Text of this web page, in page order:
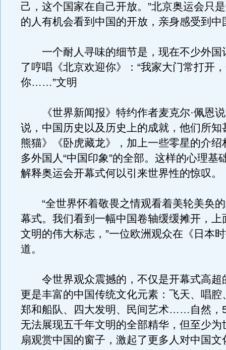
己，这个国家在自己开放。”北京奥运会只
的人有机会看到中国的开放，亲身感受到中
一个耐人寻味的细节是，现在不少外国
了哼唱《北京欢迎你》：“我家大门常打开
你……”文明
《世界新闻报》特约作者麦克尔·佩恩说
说，中国历史以及历史上的成就，他们所知
熊猫》《卧虎藏龙》，加上一些零星的介绍
多外国人“中国印象”的全部。这样的心理基
解释奥运会开幕式何以引来世界性的惊叹。
“全世界怀着敬畏之情观看着美轮美奂的
幕式。我们看到一幅中国卷轴缓缓摊开，上
文明的伟大标志，”一位欧洲观众在《日本
道。
令世界观众震撼的，不仅是开幕式高超
更是丰富的中国传统文化元素：飞天、唱腔
郑和船队、四大发明、民间艺术……自然，
无法展现五千年文明的全部精华，但至少为
扇观赏中国的窗子，激起了更多人对中国文